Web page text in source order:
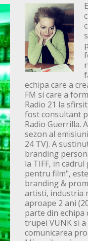
echipa care a
FM si care a
Radio 21 la
fost consultant
Radio Guerrilla.
sezon al
24 TV). A
branding
la TIFF, in
pentru film",
branding &
artisti, industria
aproape 2 ani
parte din echipa
trupei VUNK si
comunicarea